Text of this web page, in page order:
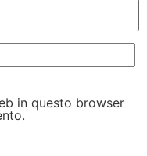
in questo browser